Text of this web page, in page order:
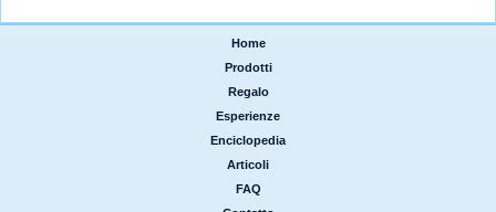
Home
Prodotti
Regalo
Esperienze
Enciclopedia
Articoli
FAQ